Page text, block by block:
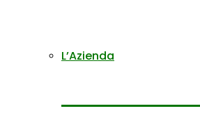
L’Azienda